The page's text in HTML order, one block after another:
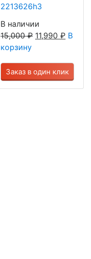
2213626h3
В наличии
15,000₽ 11,990 ₽ В
корзину
Заказ в один клик